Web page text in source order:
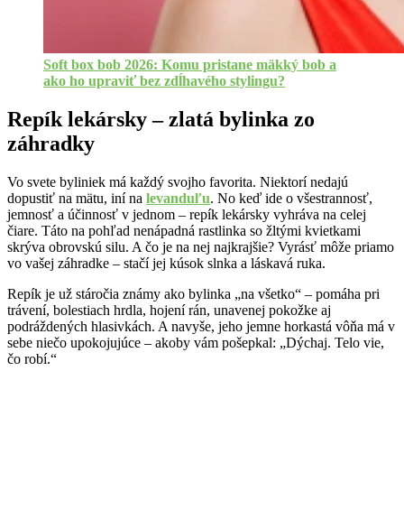
Soft box bob 2026: Komu pristane mäkký bob a
ako ho upraviť bez zdĺhavého stylingu?
Repík lekársky – zlatá bylinka zo
záhradky
Vo svete byliniek má každý svojho favorita. Niektorí nedajú
dopustiť na mätu, iní na levanduľu. No keď ide o všestrannosť,
jemnosť a účinnosť v jednom – repík lekársky vyhráva na celej
čiare. Táto na pohľad nenápadná rastlinka so žltými kvietkami
skrýva obrovskú silu. A čo je na nej najkrajšie? Vyrásť môže priamo
vo vašej záhradke – stačí jej kúsok slnka a láskavá ruka.
Repík je už stáročia známy ako bylinka „na všetko“ – pomáha pri
trávení, bolestiach hrdla, hojení rán, unavenej pokožke aj
podráždených hlasivkách. A navyše, jeho jemne horkastá vôňa má v
sebe niečo upokojujúce – akoby vám pošepkal: „Dýchaj. Telo vie,
čo robí.“